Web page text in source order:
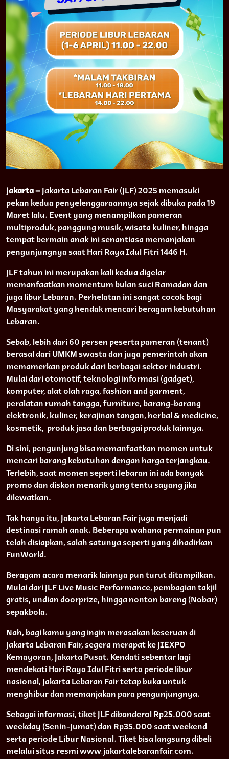
Jakarta – Jakarta Lebaran Fair (JLF) 2025 memasuki
pekan kedua penyelenggaraannya sejak dibuka pada 19
Maret lalu. Event yang menampilkan pameran
multiproduk, panggung musik, wisata kuliner, hingga
tempat bermain anak ini senantiasa memanjakan
pengunjungnya saat Hari Raya Idul Fitri 1446 H.
JLF tahun ini merupakan kali kedua digelar
memanfaatkan momentum bulan suci Ramadan dan
juga libur Lebaran. Perhelatan ini sangat cocok bagi
Masyarakat yang hendak mencari beragam kebutuhan
Lebaran.
Sebab, lebih dari 60 persen peserta pameran (tenant)
berasal dari UMKM swasta dan juga pemerintah akan
memamerkan produk dari berbagai sektor industri.
Mulai dari otomotif, teknologi informasi (gadget),
komputer, alat olah raga, fashion and garment,
peralatan rumah tangga, furniture, barang-barang
elektronik, kuliner, kerajinan tangan, herbal & medicine,
kosmetik, produk jasa dan berbagai produk lainnya.
Di sini, pengunjung bisa memanfaatkan momen untuk
mencari barang kebutuhan dengan harga terjangkau.
Terlebih, saat momen seperti lebaran ini ada banyak
promo dan diskon menarik yang tentu sayang jika
dilewatkan.
Tak hanya itu, Jakarta Lebaran Fair juga menjadi
destinasi ramah anak. Beberapa wahana permainan pun
telah disiapkan, salah satunya seperti yang dihadirkan
FunWorld.
Beragam acara menarik lainnya pun turut ditampilkan.
Mulai dari JLF Live Music Performance, pembagian takjil
gratis, undian doorprize, hingga nonton bareng (Nobar)
sepakbola.
Nah, bagi kamu yang ingin merasakan keseruan di
Jakarta Lebaran Fair, segera merapat ke JIEXPO
Kemayoran, Jakarta Pusat. Kendati sebentar lagi
mendekati Hari Raya Idul Fitri serta periode libur
nasional, Jakarta Lebaran Fair tetap buka untuk
menghibur dan memanjakan para pengunjungnya.
Sebagai informasi, tiket JLF dibanderol Rp25.000 saat
weekday (Senin-Jumat) dan Rp35.000 saat weekend
serta periode Libur Nasional. Tiket bisa langsung dibeli
melalui situs resmi www.jakartalebaranfair.com.